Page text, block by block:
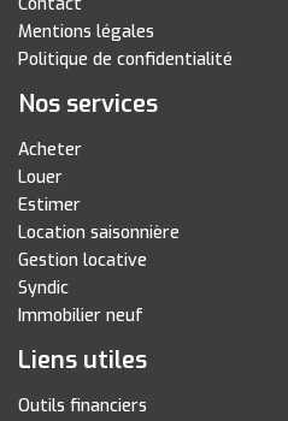
Mentions légales
Politique de confidentialité
Nos services
Acheter
Louer
Estimer
Location saisonnière
Gestion locative
Syndic
Immobilier neuf
Liens utiles
Outils financiers